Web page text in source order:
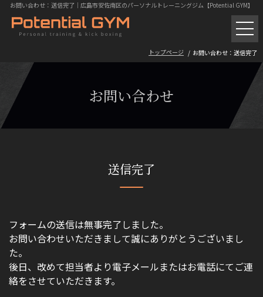
お問い合わせ：送信完了｜広島市安佐南区のパーソナルトレーニングジム【Potential GYM】
パーソナルトレーニング
ボクササイズ・キックボクシング
初回体験の流れ
トレーニング料金
ギャラリー
GYM風景
よくある質問
アクセス
トップページ お問い合わせ：送信完了
お問い合わせ
送信完了
フォームの送信は無事完了しました。
お問い合わせいただきまして誠にありがとうございまし
た。
後日、改めて担当者より電子メールまたはお電話にてご連
絡をさせていただきます。